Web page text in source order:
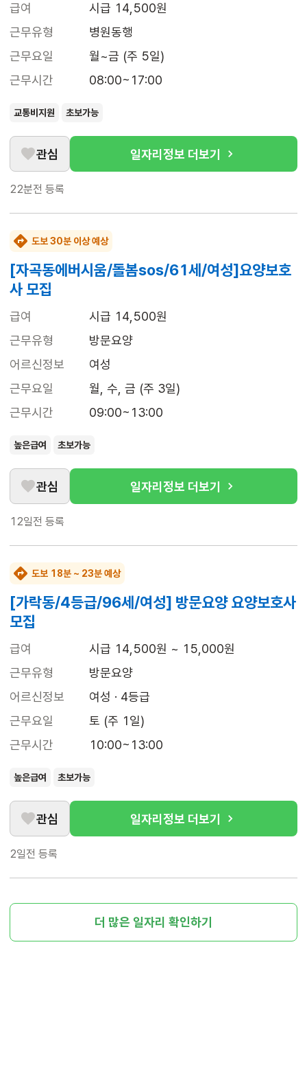
급여
시급 14,500원
근무유형
병원동행
근무요일
월~금 (주 5일)
근무시간
08:00~17:00
교통비지원 초보가능
관심 일자리정보 더보기
22분전 등록
도보 30분 이상 예상
[자곡동에버시움/돌봄sos/61세/여성]요양보호
사 모집
급여
시급 14,500원
근무유형
방문요양
어르신정보
여성
근무요일
월, 수, 금 (주 3일)
근무시간
09:00~13:00
높은급여 초보가능
관심 일자리정보 더보기
12일전 등록
도보 18분 ~ 23분 예상
[가락동/4등급/96세/여성] 방문요양 요양보호사
모집
급여
시급 14,500원 ~ 15,000원
근무유형
방문요양
어르신정보
여성 · 4등급
근무요일
토 (주 1일)
근무시간
10:00~13:00
높은급여 초보가능
관심 일자리정보 더보기
2일전 등록
더 많은 일자리 확인하기